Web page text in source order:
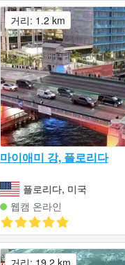
마이애미 강, 플로리다
플로리다, 미국
웹캠 온라인
거리: 1.2 km